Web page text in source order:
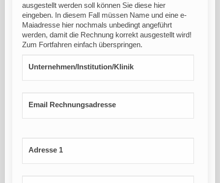
ausgestellt werden soll können Sie diese hier
eingeben. In diesem Fall müssen Name und eine e-
Maiadresse hier nochmals unbedingt angeführt
werden, damit die Rechnung korrekt ausgestellt wird!
Zum Fortfahren einfach überspringen.
Unternehmen/Institution/Klinik
Email Rechnungsadresse
Adresse 1